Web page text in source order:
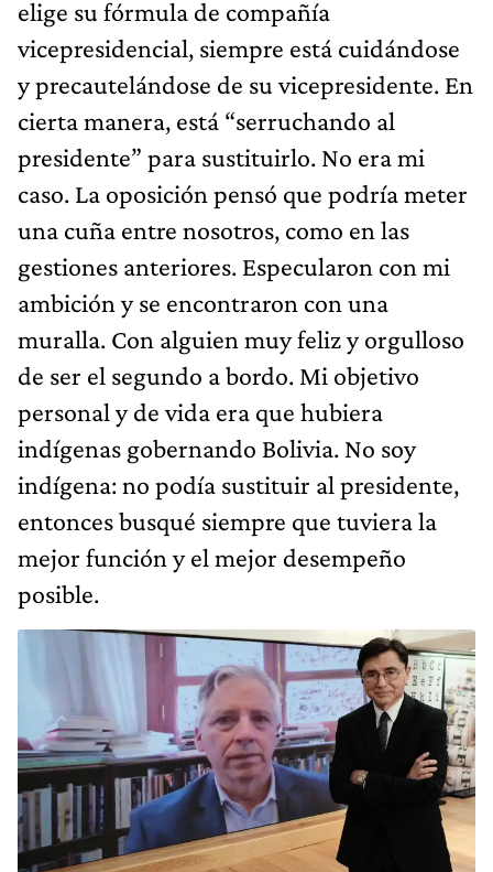
elige su fórmula de compañía
vicepresidencial, siempre está cuidándose
y precautelándose de su vicepresidente. En
cierta manera, está “serruchando al
presidente” para sustituirlo. No era mi
caso. La oposición pensó que podría meter
una cuña entre nosotros, como en las
gestiones anteriores. Especularon con mi
ambición y se encontraron con una
muralla. Con alguien muy feliz y orgulloso
de ser el segundo a bordo. Mi objetivo
personal y de vida era que hubiera
indígenas gobernando Bolivia. No soy
indígena: no podía sustituir al presidente,
entonces busqué siempre que tuviera la
mejor función y el mejor desempeño
posible.